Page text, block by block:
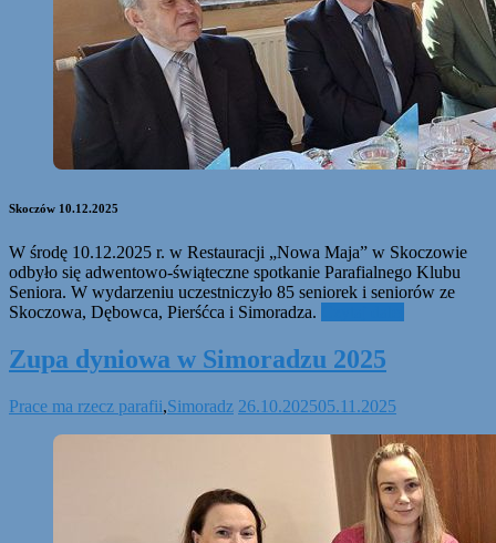
Skoczów 10.12.2025
W środę 10.12.2025 r. w Restauracji „Nowa Maja” w Skoczowie
odbyło się adwentowo-świąteczne spotkanie Parafialnego Klubu
Seniora. W wydarzeniu uczestniczyło 85 seniorek i seniorów ze
Skoczowa, Dębowca, Pierśćca i Simoradza.
Zupa dyniowa w Simoradzu 2025
Prace ma rzecz parafii,Simoradz 26.10.202505.11.2025